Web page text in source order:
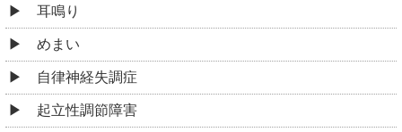
耳鳴り
めまい
自律神経失調症
起立性調節障害